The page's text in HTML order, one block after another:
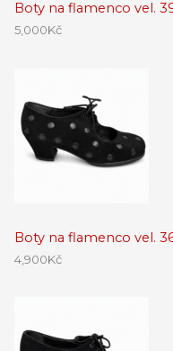
Boty na flamenco vel.
5,000Kč
Boty na flamenco vel.
4,900Kč